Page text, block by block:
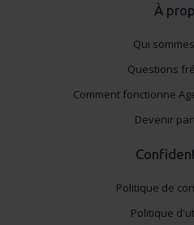
À
Qui
Questions
Comment fonctionne
Devenir
Politique de
Politique